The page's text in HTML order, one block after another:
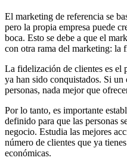
El marketing de referencia se
pero la propia empresa puede
boca. Esto se debe a que el
con otra rama del marketing: la
La fidelización de clientes es el
ya han sido conquistados. Si
personas, nada mejor que
Por lo tanto, es importante
definido para que las personas
negocio. Estudia las mejores
número de clientes que ya
económicas.